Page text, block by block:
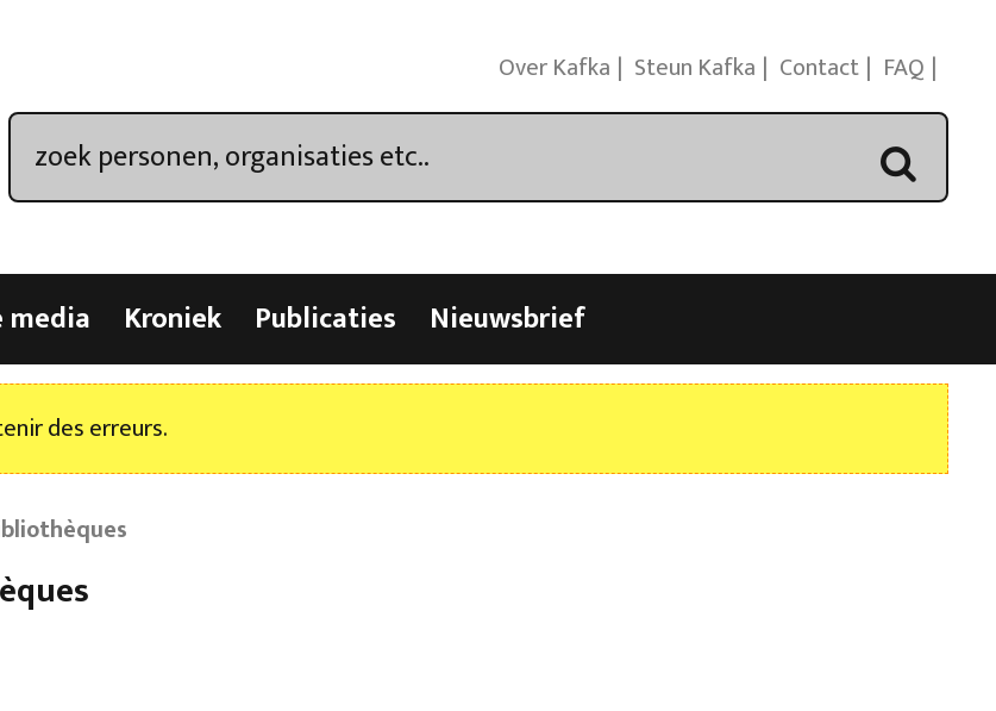
Over Kafka Steun Kafka Contact FAQ
media Kroniek Publicaties Nieuwsbrief
des erreurs.